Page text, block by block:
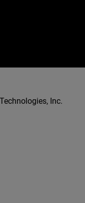
Inc.